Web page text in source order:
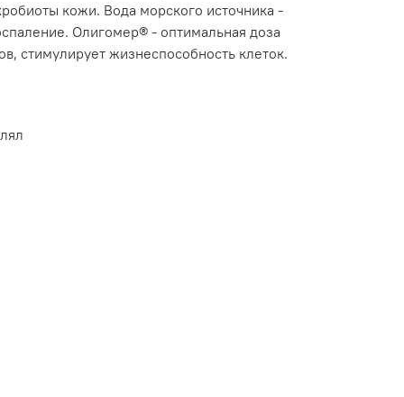
кожи. Вода морского источника -
Олигомер® - оптимальная доза
стимулирует жизнеспособность клеток.